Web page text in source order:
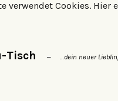
verwendet Cookies. Hier
Tisch …dein neuer